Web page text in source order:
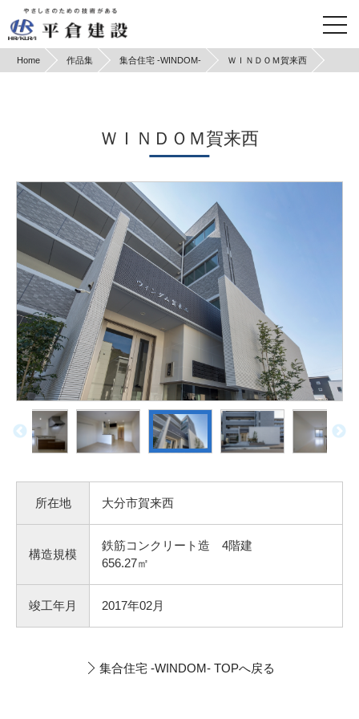
Home 作品集 集合住宅 -WINDOM- ＷＩＮＤＯＭ賀来西
ＷＩＮＤＯＭ賀来西
所在地 大分市賀来西
構造規模
鉄筋コンクリート造 4階建
656.27㎡
竣工年月 2017年02月
集合住宅 -WINDOM- TOPへ戻る